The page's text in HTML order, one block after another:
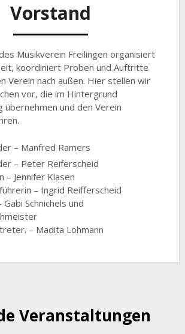
Vorstand
Musikverein Freilingen organisiert
koordiniert Proben und Auftritte
Verein nach außen. Hier stellen wir
vor, die im Hintergrund
übernehmen und den Verein
– Manfred Ramers
– Peter Reiferscheid
– Jennifer Klasen
– Ingrid Reifferscheid
Schnichels und
– Madita Lohmann
Veranstaltungen